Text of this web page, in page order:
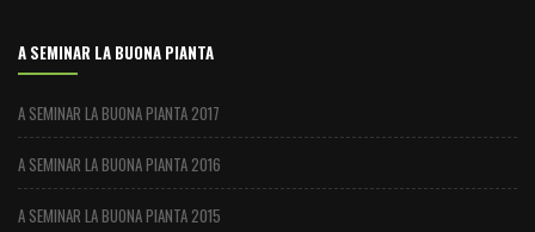
A SEMINAR LA BUONA PIANTA
A SEMINAR LA BUONA PIANTA 2017
A SEMINAR LA BUONA PIANTA 2016
A SEMINAR LA BUONA PIANTA 2015